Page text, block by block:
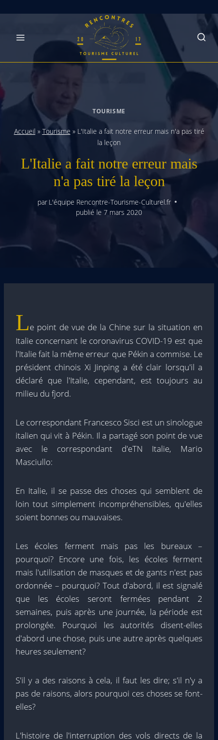
TOURISME
Accueil » Tourisme » L'Italie a fait notre erreur mais n'a pas tiré
la leçon
L'Italie a fait notre erreur mais
n'a pas tiré la leçon
par L'équipe Rencontre-Tourisme-Culturel.fr
publié le 7 mars 2020
Le point de vue de la Chine sur la situation en
Italie concernant le coronavirus COVID-19 est que
l'Italie fait la même erreur que Pékin a commise. Le
président chinois Xi Jinping a été clair lorsqu'il a
déclaré que l'Italie, cependant, est toujours au
milieu du fjord.
Le correspondant Francesco Sisci est un sinologue
italien qui vit à Pékin. Il a partagé son point de vue
avec le correspondant d'eTN Italie, Mario
Masciullo:
En Italie, il se passe des choses qui semblent de
loin tout simplement incompréhensibles, qu'elles
soient bonnes ou mauvaises.
Les écoles ferment mais pas les bureaux –
pourquoi? Encore une fois, les écoles ferment
mais l'utilisation de masques et de gants n'est pas
ordonnée – pourquoi? Tout d'abord, il est signalé
que les écoles seront fermées pendant 2
semaines, puis après une journée, la période est
prolongée. Pourquoi les autorités disent-elles
d'abord une chose, puis une autre après quelques
heures seulement?
S'il y a des raisons à cela, il faut les dire; s'il n'y a
pas de raisons, alors pourquoi ces choses se font-
elles?
L'histoire de l'interruption des vols directs de la